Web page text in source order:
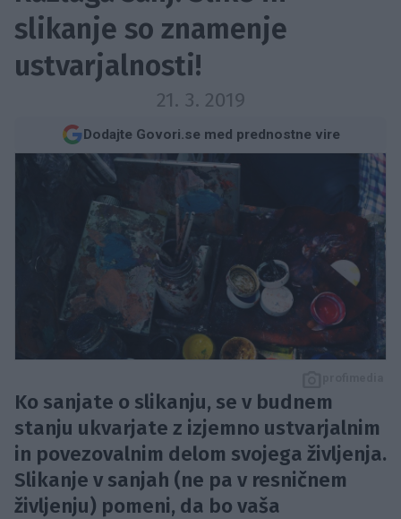
slikanje so znamenje
ustvarjalnosti!
21. 3. 2019
Dodajte Govori.se med prednostne vire
Ko sanjate o slikanju, se v budnem
stanju ukvarjate z izjemno ustvarjalnim
in povezovalnim delom svojega življenja.
Slikanje v sanjah (ne pa v resničnem
življenju) pomeni, da bo vaša